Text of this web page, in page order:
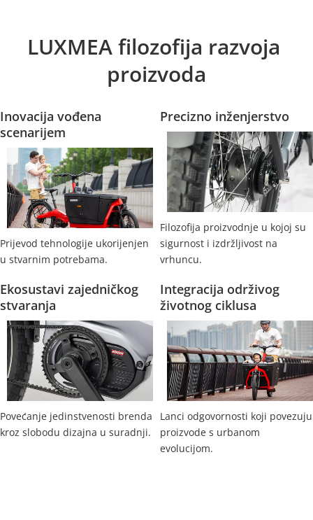
LUXMEA filozofija razvoja
proizvoda
Inovacija vođena
scenarijem
Prijevod tehnologije ukorijenjen
u stvarnim potrebama.
Precizno inženjerstvo
Filozofija proizvodnje u kojoj su
sigurnost i izdržljivost na
vrhuncu.
Ekosustavi zajedničkog
stvaranja
Povećanje jedinstvenosti brenda
kroz slobodu dizajna u suradnji.
Integracija održivog
životnog ciklusa
Lanci odgovornosti koji povezuju
proizvode s urbanom
evolucijom.